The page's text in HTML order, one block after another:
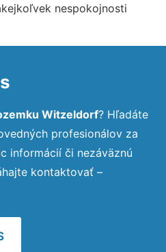
nespokojnosti
Witzeldorf? Hľadáte
profesionálov za
informácií či nezáväznú
kontaktovať –